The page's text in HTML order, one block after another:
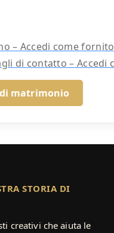
– Accedi come
di contatto – Accedi
matrimonio
STORIA DI
creativi che aiuta le